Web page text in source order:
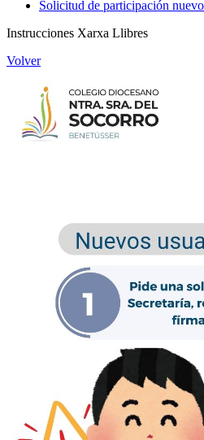
Solicitud de participación
Instrucciones Xarxa Llibres
Volver